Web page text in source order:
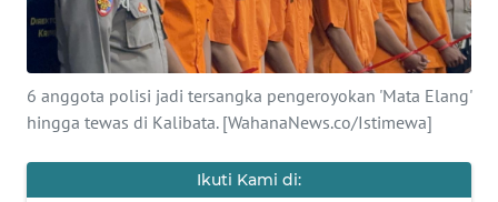
6 anggota polisi jadi tersangka pengeroyokan 'Mata Elang'
hingga tewas di Kalibata. [WahanaNews.co/Istimewa]
Ikuti Kami di:
SERBA-SERBI
PENDIDIKAN
OLAHRAGA